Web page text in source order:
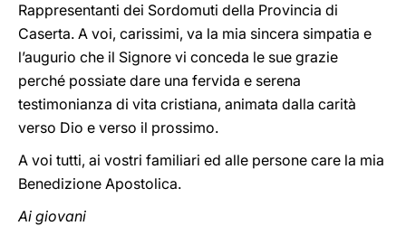
Rappresentanti dei Sordomuti della Provincia di
Caserta. A voi, carissimi, va la mia sincera simpatia e
l’augurio che il Signore vi conceda le sue grazie
perché possiate dare una fervida e serena
testimonianza di vita cristiana, animata dalla carità
verso Dio e verso il prossimo.
A voi tutti, ai vostri familiari ed alle persone care la mia
Benedizione Apostolica.
Ai giovani